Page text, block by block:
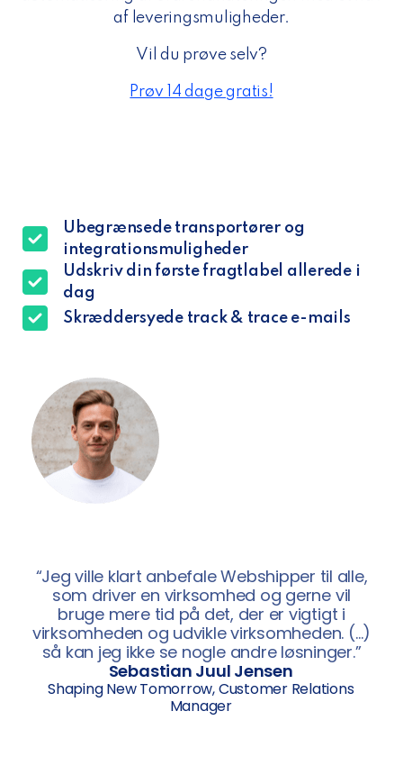
af leveringsmuligheder.
Vil du prøve selv?
Prøv 14 dage gratis!
Ubegrænsede transportører og
integrationsmuligheder
Udskriv din første fragtlabel allerede i
dag
Skræddersyede track & trace e-mails
“Jeg ville klart anbefale Webshipper til alle,
som driver en virksomhed og gerne vil
bruge mere tid på det, der er vigtigt i
virksomheden og udvikle virksomheden. (…)
så kan jeg ikke se nogle andre løsninger.”
Sebastian Juul Jensen
Shaping New Tomorrow, Customer Relations
Manager